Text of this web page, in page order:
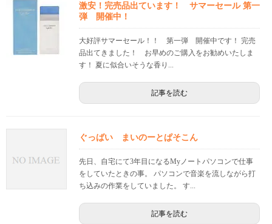
激安！完売品出ています！ サマーセール 第一
弾 開催中！
大好評サマーセール！！ 第一弾 開催中です！ 完売
品出てきました！ お早めのご購入をお勧めいたしま
す！ 夏に似合いそうな香り...
記事を読む
ぐっばい まいのーとぱそこん
先日、自宅にて3年目になるMyノートパソコンで仕事
をしていたときの事。 パソコンで音楽を流しながら打
ち込みの作業をしていました。 す...
記事を読む